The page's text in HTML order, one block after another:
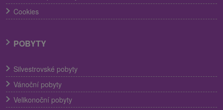
Cookies
POBYTY
Silvestrovské pobyty
Vánoční pobyty
Velikonoční pobyty